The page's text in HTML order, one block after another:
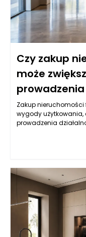
Czy zakup
może
prowadzenia
Zakup nieruchomości
wygody użytkowania,
prowadzenia
finansową firmy.
długoterminowych
wynajmowanego na
zostaniemy
lepsze zarządzanie
cele biznesowe.
dostosowywaniu
potrzeb firmy, co w
do zwiększenia